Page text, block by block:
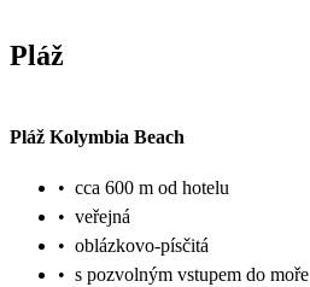
Pláž
Pláž Kolymbia Beach
• cca 600 m od hotelu
• veřejná
• oblázkovo-písčitá
• s pozvolným vstupem do moře